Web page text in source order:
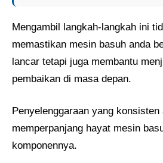
Mengambil langkah-langkah ini
memastikan mesin basuh anda
lancar tetapi juga membantu
pembaikan di masa depan.
Penyelenggaraan yang
memperpanjang hayat mesin
komponennya.